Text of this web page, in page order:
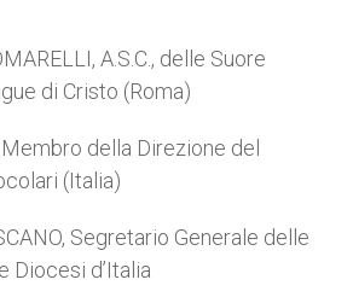
A.S.C., delle Suore
di Cristo (Roma)
della Direzione del
(Italia)
Segretario Generale delle
Diocesi d’Italia